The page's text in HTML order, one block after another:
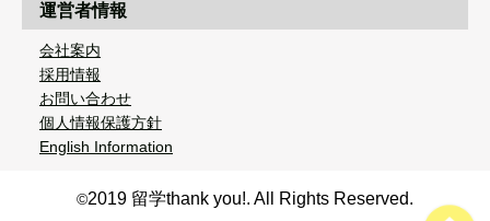
運営者情報
会社案内
採用情報
お問い合わせ
個人情報保護方針
English Information
©2019 留学thank you!. All Rights Reserved.